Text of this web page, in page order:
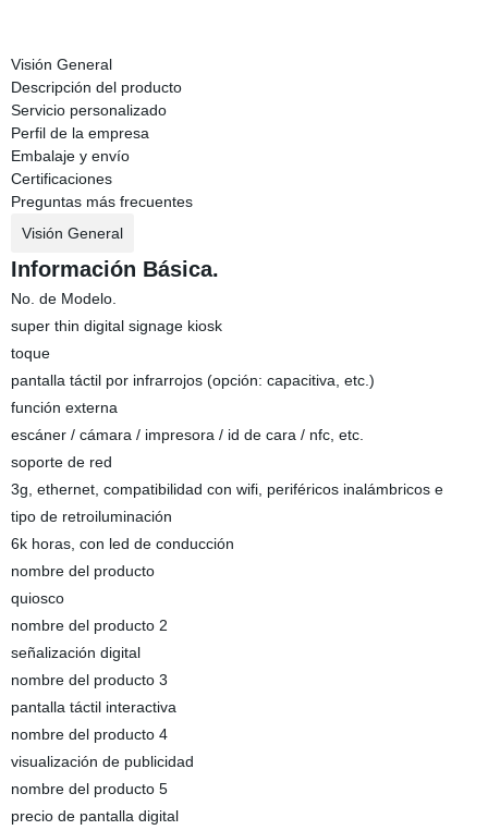
Visión General
Descripción del producto
Servicio personalizado
Perfil de la empresa
Embalaje y envío
Certificaciones
Preguntas más frecuentes
Visión General
Información Básica.
No. de Modelo.
super thin digital signage kiosk
toque
pantalla táctil por infrarrojos (opción: capacitiva, etc.)
función externa
escáner / cámara / impresora / id de cara / nfc, etc.
soporte de red
3g, ethernet, compatibilidad con wifi, periféricos inalámbricos e
tipo de retroiluminación
6k horas, con led de conducción
nombre del producto
quiosco
nombre del producto 2
señalización digital
nombre del producto 3
pantalla táctil interactiva
nombre del producto 4
visualización de publicidad
nombre del producto 5
precio de pantalla digital